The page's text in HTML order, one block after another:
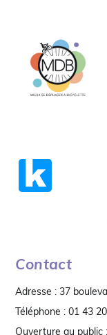
Contact
Adresse : 37
Téléphone : 01 43
Ouverture au public